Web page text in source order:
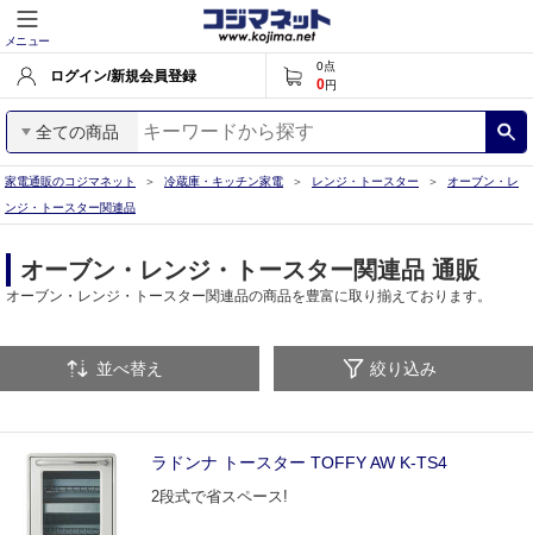
メニュー
ログイン/新規会員登録
0点
0円
全ての商品
家電通販のコジマネット 冷蔵庫・キッチン家電 レンジ・トースター
オーブン・レ
ンジ・トースター関連品
オーブン・レンジ・トースター関連品 通販
オーブン・レンジ・トースター関連品の商品を豊富に取り揃えております。
並べ替え 絞り込み
ラドンナ トースター TOFFY AW K-TS4
2段式で省スペース!